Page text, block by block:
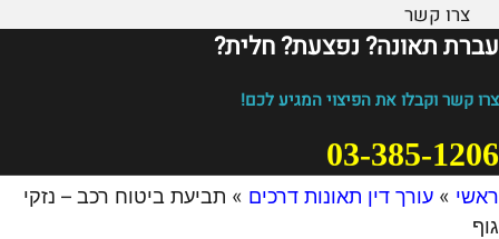
צרו קשר
עברת תאונה? נפצעת? חלית?​
צרו קשר וקבלו את הפיצוי המגיע לכם!
03-385-1206
ראשי » עורך דין תאונות דרכים » תביעת ביטוח רכב – נזקי
גוף